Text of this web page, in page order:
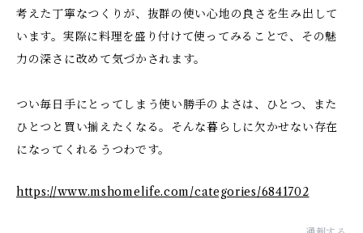
考えた丁寧なつくりが、抜群の使い心地の良さを生み出して
います。実際に料理を盛り付けて使ってみることで、その魅
力の深さに改めて気づかされます。
つい毎日手にとってしまう使い勝手のよさは、ひとつ、また
ひとつと買い揃えたくなる。そんな暮らしに欠かせない存在
になってくれるうつわです。
https://www.mshomelife.com/categories/6841702